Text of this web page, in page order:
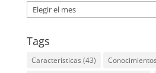
Archives
Tags
Características (43) Conocimientos